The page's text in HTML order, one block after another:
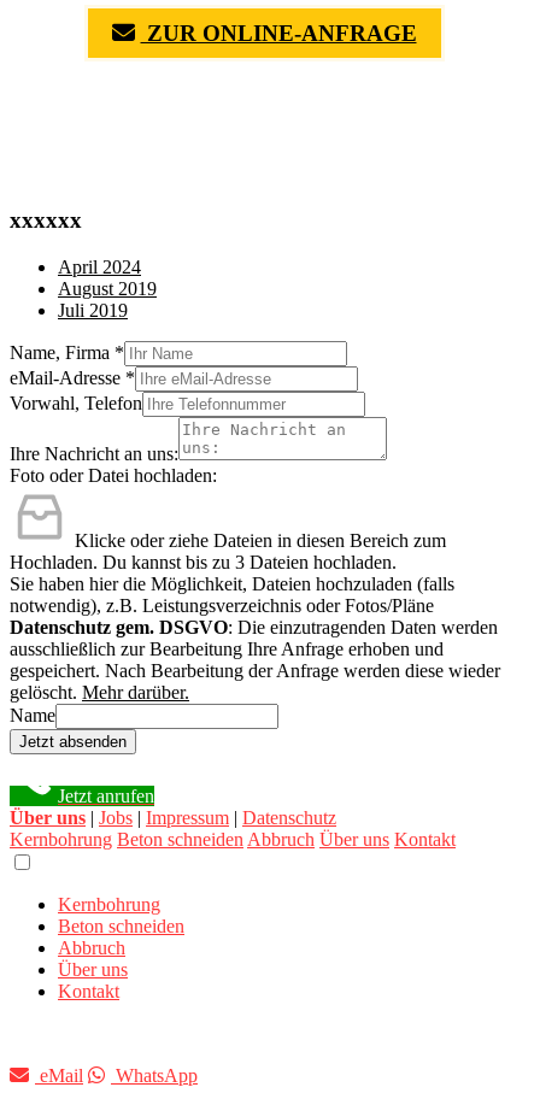
ZUR ONLINE-ANFRAGE
xxxxxx
April 2024
August 2019
Juli 2019
Name, Firma *
eMail-Adresse *
Vorwahl, Telefon
Ihre Nachricht an uns:
Foto oder Datei hochladen:
Klicke oder ziehe Dateien in diesen Bereich zum
Hochladen. Du kannst bis zu 3 Dateien hochladen.
Sie haben hier die Möglichkeit, Dateien hochzuladen (falls
notwendig), z.B. Leistungsverzeichnis oder Fotos/Pläne
Datenschutz gem. DSGVO: Die einzutragenden Daten werden
ausschließlich zur Bearbeitung Ihre Anfrage erhoben und
gespeichert. Nach Bearbeitung der Anfrage werden diese wieder
gelöscht. Mehr darüber.
Name
Jetzt absenden
Jetzt anrufen
Über uns | Jobs | Impressum | Datenschutz
Kernbohrung Beton schneiden Abbruch Über uns Kontakt
Kernbohrung
Beton schneiden
Abbruch
Über uns
Kontakt
eMail WhatsApp